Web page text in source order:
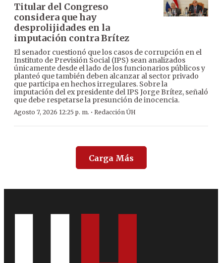
Titular del Congreso
considera que hay
desprolijidades en la
imputación contra Brítez
El senador cuestionó que los casos de corrupción en el
Instituto de Previsión Social (IPS) sean analizados
únicamente desde el lado de los funcionarios públicos y
planteó que también deben alcanzar al sector privado
que participa en hechos irregulares. Sobre la
imputación del ex presidente del IPS Jorge Brítez, señaló
que debe respetarse la presunción de inocencia.
Agosto 7, 2026 12:25 p. m. · Redacción ÚH
Carga Más